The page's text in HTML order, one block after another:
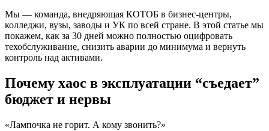
Мы — команда, внедряющая КОТОБ в бизнес-центры,
колледжи, вузы, заводы и УК по всей стране. В этой статье мы
покажем, как за 30 дней можно полностью оцифровать
техобслуживание, снизить аварии до минимума и вернуть
контроль над активами.
Почему хаос в эксплуатации “съедает”
бюджет и нервы
«Лампочка не горит. А кому звонить?»